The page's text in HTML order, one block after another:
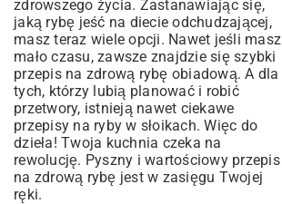
zdrowszego życia. Zastanawiając się,
jaką rybę jeść na diecie odchudzającej,
masz teraz wiele opcji. Nawet jeśli masz
mało czasu, zawsze znajdzie się szybki
przepis na zdrową rybę obiadową. A dla
tych, którzy lubią planować i robić
przetwory, istnieją nawet ciekawe
przepisy na ryby w słoikach. Więc do
dzieła! Twoja kuchnia czeka na
rewolucję. Pyszny i wartościowy przepis
na zdrową rybę jest w zasięgu Twojej
ręki.